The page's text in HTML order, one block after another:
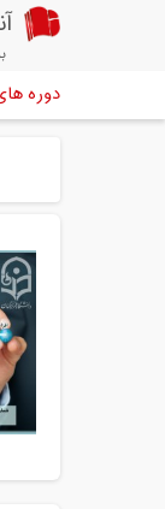
دوره